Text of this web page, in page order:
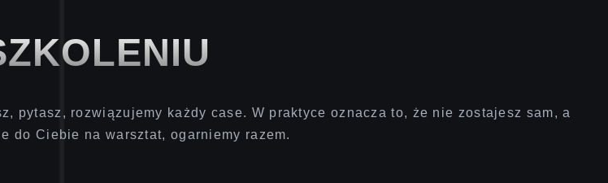
pytasz, rozwiązujemy każdy case. W praktyce oznacza to, że nie zostajesz sam, a
do Ciebie na warsztat, ogarniemy razem.